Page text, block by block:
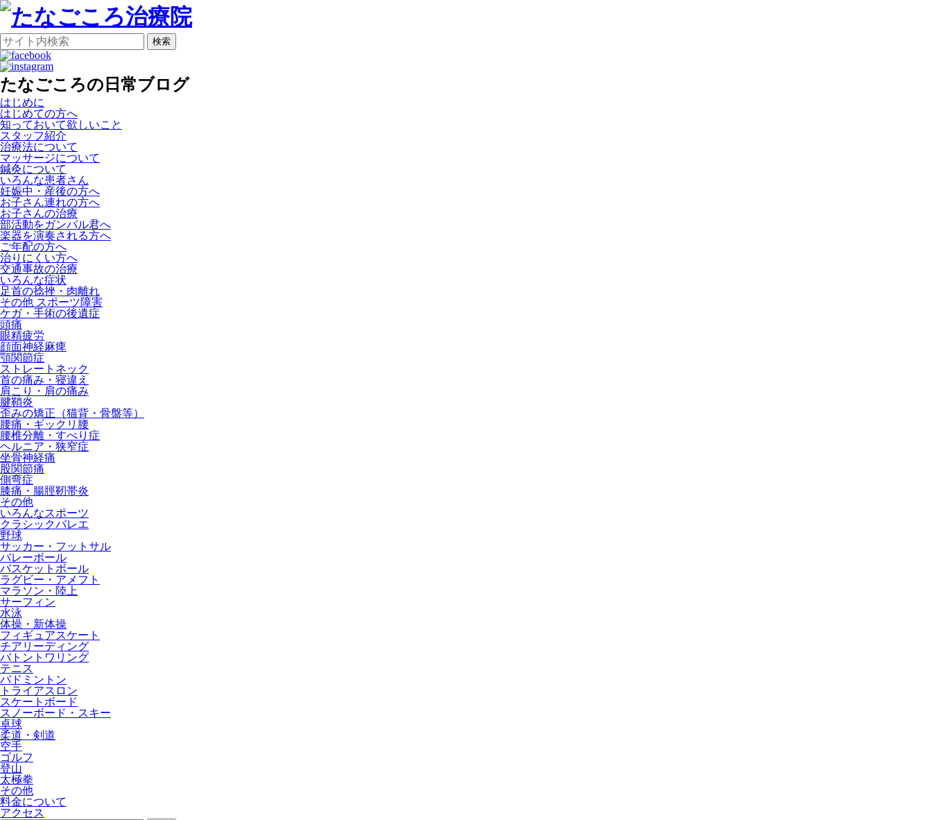
検索
たなごころの日常ブログ
はじめに
はじめての方へ
知っておいて欲しいこと
スタッフ紹介
治療法について
マッサージについて
鍼灸について
いろんな患者さん
妊娠中・産後の方へ
お子さん連れの方へ
お子さんの治療
部活動をガンバル君へ
楽器を演奏される方へ
ご年配の方へ
治りにくい方へ
交通事故の治療
いろんな症状
足首の捻挫・肉離れ
その他 スポーツ障害
ケガ・手術の後遺症
頭痛
眼精疲労
顔面神経麻痺
顎関節症
ストレートネック
首の痛み・寝違え
肩こり・肩の痛み
腱鞘炎
歪みの矯正（猫背・骨盤等）
腰痛・ギックリ腰
腰椎分離・すべり症
ヘルニア・狭窄症
坐骨神経痛
股関節痛
側弯症
膝痛・腸脛靭帯炎
その他
いろんなスポーツ
クラシックバレエ
野球
サッカー・フットサル
バレーボール
バスケットボール
ラグビー・アメフト
マラソン・陸上
サーフィン
水泳
体操・新体操
フィギュアスケート
チアリーディング
バトントワリング
テニス
バドミントン
トライアスロン
スケートボード
スノーボード・スキー
卓球
柔道・剣道
空手
ゴルフ
登山
太極拳
その他
料金について
アクセス